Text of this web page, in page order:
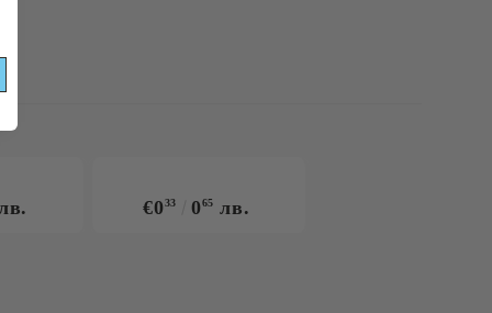
€033 065 лв.